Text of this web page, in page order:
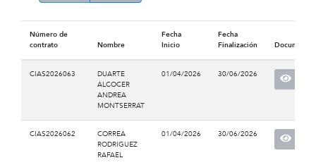
Número de
contrato
Nombre
Fecha
Inicio
Fecha
Finalización
Documento
CIAS2026063
DUARTE
ALCOCER
ANDREA
MONTSERRAT
01/04/2026 30/06/2026
CIAS2026062
CORREA
RODRIGUEZ
RAFAEL
01/04/2026 30/06/2026